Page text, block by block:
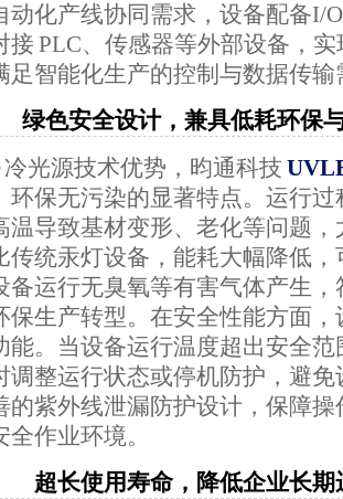
动化产线协同需求，设备配备I/
接PLC、传感器等外部设备，
足智能化生产的控制与数据传输
绿色安全设计，兼具低耗环保
光源技术优势，昀通科技
环保无污染的显著特点。运行
温导致基材变形、老化等问题
传统汞灯设备，能耗大幅降低
备运行无臭氧等有害气体产生，
保生产转型。在安全性能方面，
能。当设备运行温度超出安全
调整运行状态或停机防护，避
的紫外线泄漏防护设计，保障
作业环境。
超长使用寿命，降低企业长期